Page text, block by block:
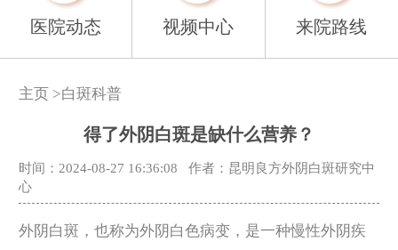
医院动态 视频中心 来院路线
主页 >白斑科普
得了外阴白斑是缺什么营养？
时间：2024-08-27 16:36:08
作者：昆明良方外阴白斑研究中
心
外阴白斑，也称为外阴白色病变，是一种慢性外阴疾